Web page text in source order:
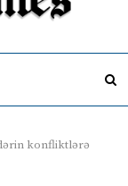
konfliktlərə